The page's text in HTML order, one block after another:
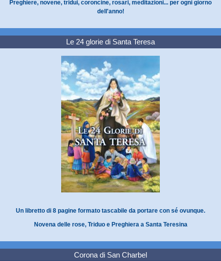
Preghiere, novene, tridui, coroncine, rosari, meditazioni... per ogni giorno
dell'anno!
Le 24 glorie di Santa Teresa
Un libretto di 8 pagine formato tascabile da portare con sé ovunque.
Novena delle rose, Triduo e Preghiera a Santa Teresina
Corona di San Charbel